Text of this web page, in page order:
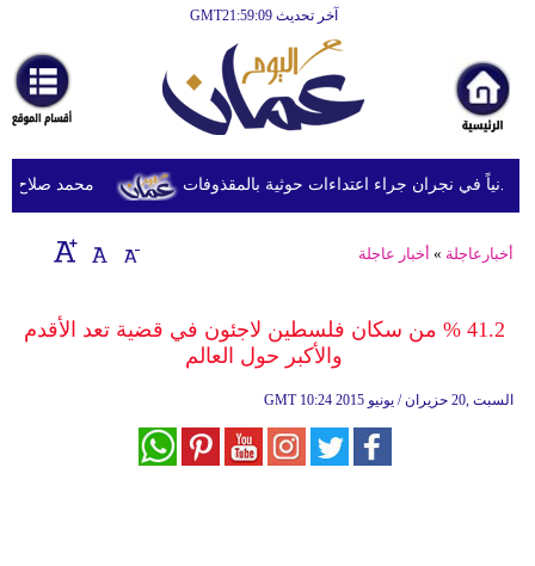
آخر تحديث GMT21:59:09
أخبارعاجلة
رياضة
ثقافة
إقتصاد
وموسيقى
محمد صلاح يصل
أخبارعاجلة » أخبار عاجلة
41.2 % من سكان فلسطين لاجئون في قضية تعد الأقدم
والأكبر حول العالم
GMT 10:24 2015 السبت ,20 حزيران / يونيو